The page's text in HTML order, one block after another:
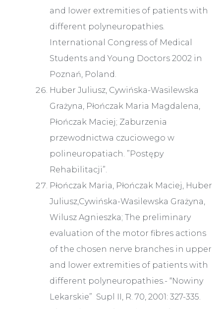
and lower extremities of patients with
different polyneuropathies.
International Congress of Medical
Students and Young Doctors 2002 in
Poznań, Poland.
Huber Juliusz, Cywińska-Wasilewska
Grażyna, Płończak Maria Magdalena,
Płończak Maciej; Zaburzenia
przewodnictwa czuciowego w
polineuropatiach. ”Postępy
Rehabilitacji”.
Płończak Maria, Płończak Maciej, Huber
Juliusz,Cywińska-Wasilewska Grażyna,
Wilusz Agnieszka; The preliminary
evaluation of the motor fibres actions
of the chosen nerve branches in upper
and lower extremities of patients with
different polyneuropathies.- “Nowiny
Lekarskie” Supl II, R. 70, 2001: 327-335.